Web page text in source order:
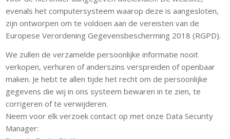
evenals het computersysteem waarop deze is aangesloten,
zijn ontworpen om te voldoen aan de vereisten van de
Europese Verordening Gegevensbescherming 2018 (RGPD).
We zullen de verzamelde persoonlijke informatie nooit
verkopen, verhuren of anderszins verspreiden of openbaar
maken. Je hebt te allen tijde het recht om de persoonlijke
gegevens die wij in ons systeem bewaren in te zien, te
corrigeren of te verwijderen.
Neem voor elk verzoek contact op met onze Data Security
Manager: